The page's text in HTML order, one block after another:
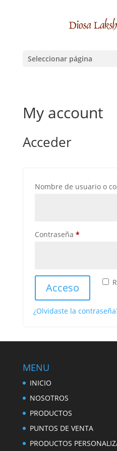
Seleccionar página
My account
Acceder
Nombre de usuario o
Contraseña *Obligatorio
Acceso
¿Olvidaste la
MENU
INICIO
NOSOTROS
PRODUCTOS
PUNTOS DE VENTA
PRODUCTOS